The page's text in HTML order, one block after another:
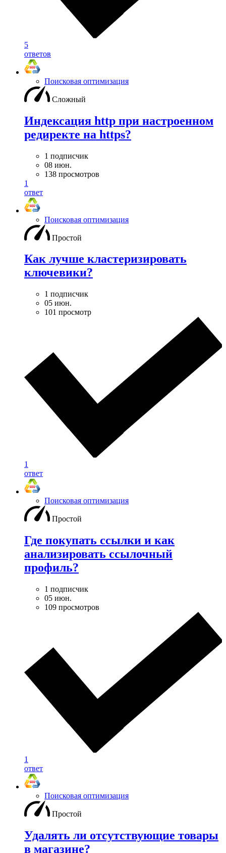
5
ответов
Поисковая оптимизация
Сложный
Индексация http при настроенном
редиректе на https?
1 подписчик
08 июн.
138 просмотров
1
ответ
Поисковая оптимизация
Простой
Как лучше кластеризировать
ключевики?
1 подписчик
05 июн.
101 просмотр
1
ответ
Поисковая оптимизация
Простой
Где покупать ссылки и как
анализировать ссылочный
профиль?
1 подписчик
05 июн.
109 просмотров
1
ответ
Поисковая оптимизация
Простой
Удалять ли отсутствующие товары
в магазине?